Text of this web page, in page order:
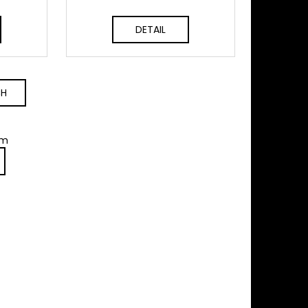
DETAIL